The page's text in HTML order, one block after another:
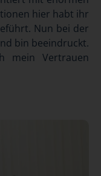
hier habt ihr
Nun bei der
bin beeindruckt.
mein Vertrauen